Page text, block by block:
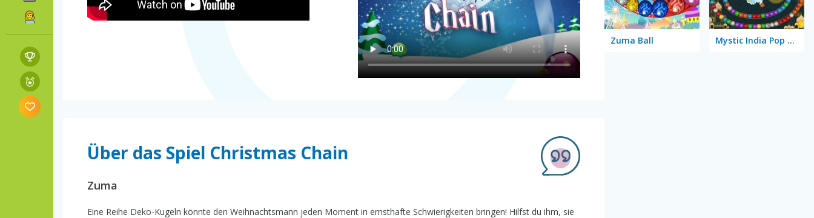
Über das Spiel Christmas Chain
Zuma
Eine Reihe Deko-Kugeln könnte den Weihnachtsmann jeden Moment in ernsthafte Schwierigkeiten bringen! Hilfst du ihm, sie
Zuma Ball Mystic India Pop Express